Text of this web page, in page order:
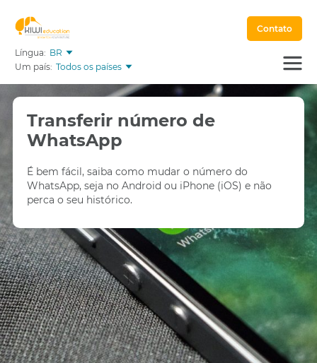
Língua: BR
Um país: Todos os países
Contato
Transferir número de
WhatsApp
É bem fácil, saiba como mudar o número do
WhatsApp, seja no Android ou iPhone (iOS) e não
perca o seu histórico.